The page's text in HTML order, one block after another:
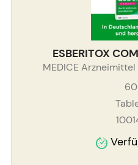
ESBERITOX
MEDICE
60